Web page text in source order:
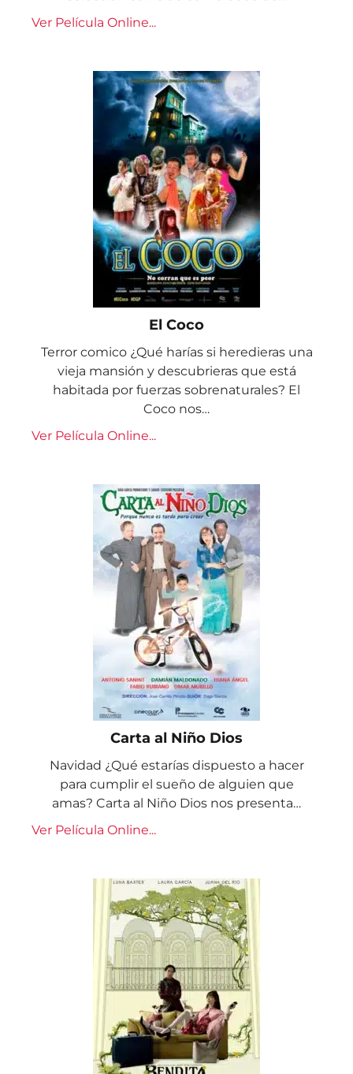
Ver Película Online...
El Coco
Terror comico ¿Qué harías si heredieras una
vieja mansión y descubrieras que está
habitada por fuerzas sobrenaturales? El
Coco nos…
Ver Película Online...
Carta al Niño Dios
Navidad ¿Qué estarías dispuesto a hacer
para cumplir el sueño de alguien que
amas? Carta al Niño Dios nos presenta…
Ver Película Online...